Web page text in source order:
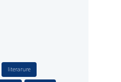
literarure